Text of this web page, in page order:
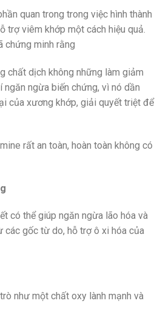
quan trong trong việc hình thành
trợ viêm khớp một cách hiệu quả.
chứng minh rằng
chất dịch không những làm giảm
ngừa biến chứng, vì nó dần
của xương khớp, giải quyết triệt để
rất an toàn, hoàn toàn không có
có thể giúp ngăn ngừa lão hóa và
các gốc từ do, hỗ trợ ô xi hóa của
như một chất oxy lành mạnh và